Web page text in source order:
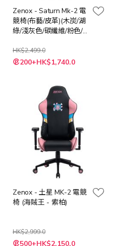
Zenox - Saturn Mk-2 電
競椅(布藝/皮革)(木炭/湖
綠/淺灰色/碳纖維/粉色/
HK$2,499.0
200+HK$1,740.0
Zenox - 土星 MK-2 電競
椅 (海賊王 - 索柏)
HK$2,999.0
特 500+HK$2,150.0